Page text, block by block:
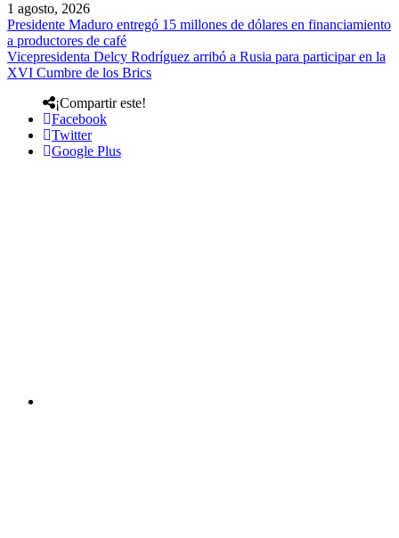
1 agosto, 2026
Presidente Maduro entregó 15 millones de dólares en financiamiento
a productores de café
Vicepresidenta Delcy Rodríguez arribó a Rusia para participar en la
XVI Cumbre de los Brics
¡Compartir este!
Facebook
Twitter
Google Plus